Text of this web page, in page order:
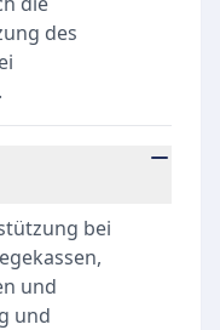
des
bei
und
und